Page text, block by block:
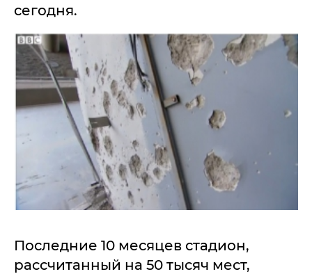
сегодня.
Последние 10 месяцев стадион,
рассчитанный на 50 тысяч мест,